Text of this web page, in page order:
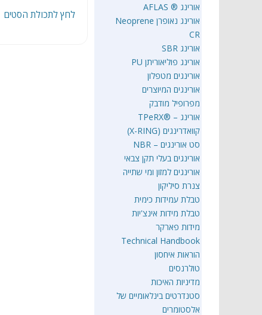
לחץ לתכולת הסטים
אורינג ® AFLAS
אורינג נאופרן Neoprene
CR
אורינג SBR
אורינג פוליאוריתן PU
אורינגים מטפלון
אורינגים המיוצרים
מפרופיל מודבק
אורינג – ®TPeRX
קוואדרינגים (X-RING)
סט אורינגים – NBR
אורינגים בעלי תקן צבאי
אורינגים למזון ומי שתייה
צנרת סיליקון
טבלת עמידות כימית
טבלת מידות אינצ'יות
מידות פארקר
Technical Handbook
הוראות איחסון
טולרנסים
מדיניות האיכות
סטנדרטים בינלאומיים של
אלסטומרים